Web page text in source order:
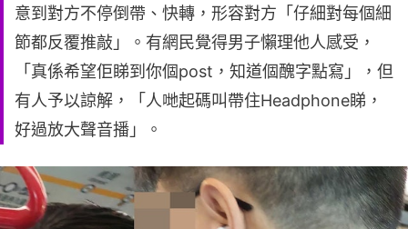
意到對方不停倒帶、快轉，形容對方「仔細對每個細
節都反覆推敲」。有網民覺得男子懶理他人感受，
「真係希望佢睇到你個post，知道個醜字點寫」，但
有人予以諒解，「人哋起碼叫帶住Headphone睇，
好過放大聲音播」。